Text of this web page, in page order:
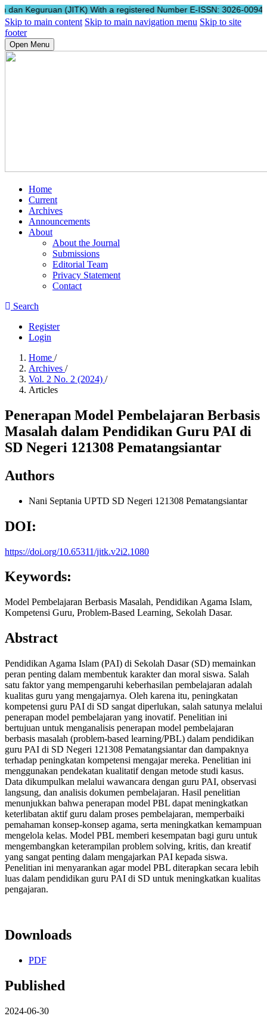
(JITK) With a registered Number E-ISSN: 3026-0094
Skip to main content Skip to main navigation menu Skip to site
footer
Open Menu
Home
Current
Archives
Announcements
About
About the Journal
Submissions
Editorial Team
Privacy Statement
Contact
Search
Register
Login
Home /
Archives /
Vol. 2 No. 2 (2024) /
Articles
Penerapan Model Pembelajaran Berbasis
Masalah dalam Pendidikan Guru PAI di
SD Negeri 121308 Pematangsiantar
Authors
Nani Septania UPTD SD Negeri 121308 Pematangsiantar
DOI:
https://doi.org/10.65311/jitk.v2i2.1080
Keywords:
Model Pembelajaran Berbasis Masalah, Pendidikan Agama Islam,
Kompetensi Guru, Problem-Based Learning, Sekolah Dasar.
Abstract
Pendidikan Agama Islam (PAI) di Sekolah Dasar (SD) memainkan
peran penting dalam membentuk karakter dan moral siswa. Salah
satu faktor yang mempengaruhi keberhasilan pembelajaran adalah
kualitas guru yang mengajarnya. Oleh karena itu, peningkatan
kompetensi guru PAI di SD sangat diperlukan, salah satunya melalui
penerapan model pembelajaran yang inovatif. Penelitian ini
bertujuan untuk menganalisis penerapan model pembelajaran
berbasis masalah (problem-based learning/PBL) dalam pendidikan
guru PAI di SD Negeri 121308 Pematangsiantar dan dampaknya
terhadap peningkatan kompetensi mengajar mereka. Penelitian ini
menggunakan pendekatan kualitatif dengan metode studi kasus.
Data dikumpulkan melalui wawancara dengan guru PAI, observasi
langsung, dan analisis dokumen pembelajaran. Hasil penelitian
menunjukkan bahwa penerapan model PBL dapat meningkatkan
keterlibatan aktif guru dalam proses pembelajaran, memperbaiki
pemahaman konsep-konsep agama, serta meningkatkan kemampuan
mengelola kelas. Model PBL memberi kesempatan bagi guru untuk
mengembangkan keterampilan problem solving, kritis, dan kreatif
yang sangat penting dalam mengajarkan PAI kepada siswa.
Penelitian ini menyarankan agar model PBL diterapkan secara lebih
luas dalam pendidikan guru PAI di SD untuk meningkatkan kualitas
pengajaran.
Downloads
PDF
Published
2024-06-30